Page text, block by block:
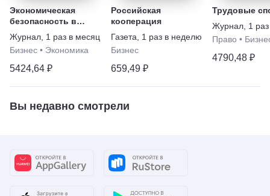
Экономическая
безопасность в
бизнесе
Журнал 1 раз в месяц
Бизнес • Экономика
5424,64 ₽
Российская
кооперация
Газета
1 раз в неделю
Бизнес
659,49 ₽
Трудовые
Журнал 1
Право •
4790,48 ₽
Вы недавно смотрели